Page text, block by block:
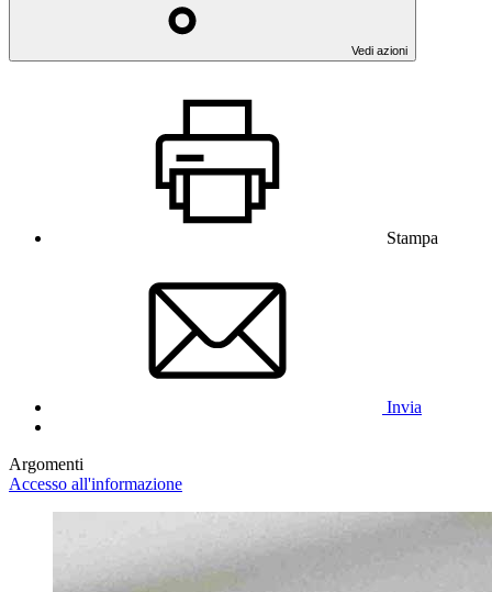
Vedi azioni
Stampa
Invia
Argomenti
Accesso all'informazione